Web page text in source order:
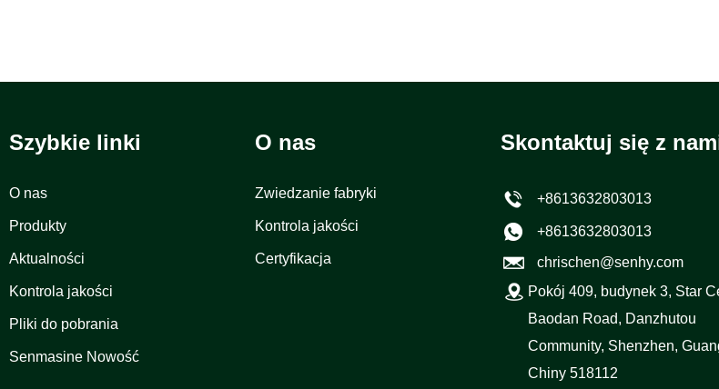
Szybkie linki
O nas
Produkty
Aktualności
Kontrola jakości
Pliki do pobrania
Senmasine Nowość
O nas
Zwiedzanie fabryki
Kontrola jakości
Certyfikacja
Skontaktuj się z
+8613632803013
+8613632803013
chrischen@senhy.com
Pokój 409, budynek 3, Star
Baodan Road, Danzhutou
Community, Shenzhen,
Chiny 518112